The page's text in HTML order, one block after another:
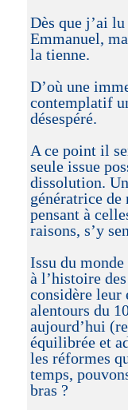
Dès que j’ai
Emmanuel,
la tienne.
D’où une
contemplatif
désespéré.
A ce point il
seule issue
dissolution.
génératrice de
pensant à
raisons, s’y
Issu du
à l’histoire
considère leur
alentours du
aujourd’hui
équilibrée et
les réformes
temps,
bras ?